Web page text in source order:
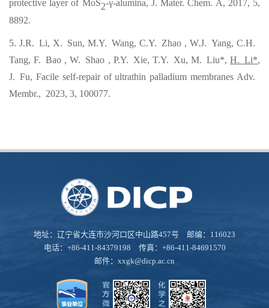
protective layer of MoS2-γ-alumina, J. Mater. Chem. A, 2017, 5,
8892.
5. J.R. Li, X. Sun, M.Y. Wang, C.Y. Zhao , W.J. Yang, C.H.
Tang, F. Bao , W. Shao , P.Y. Xie, T.Y. Xu, M. Liu*, H. Li*,
J. Fu, Facile self-repair of ultrathin palladium membranes Adv.
Membr., 2023, 3, 100077.
地址：辽宁省大连市沙河口区中山路457号 邮编：116023
电话：+86-411-84379198 传真：+86-411-84691570
邮件： xxgk@dicp.ac.cn